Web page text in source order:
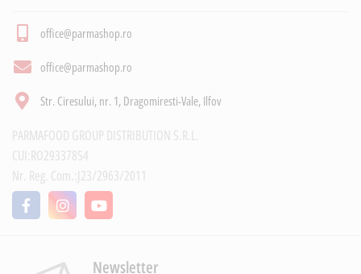
office@parmashop.ro
office@parmashop.ro
Str. Ciresului, nr. 1, Dragomiresti-Vale, Ilfov
PARMAFOOD GROUP DISTRIBUTION S.R.L.
CUI:RO29337854
Nr. Reg. Com.:J23/2963/2011
Newsletter